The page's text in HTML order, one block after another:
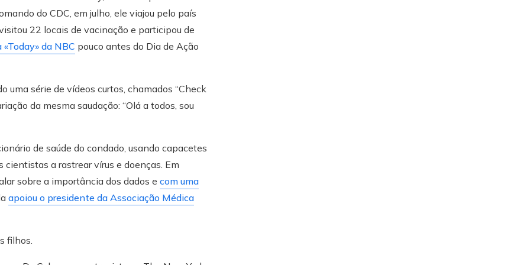
do CDC, em julho, ele viajou pelo país
22 locais de vacinação e participou de
da NBC pouco antes do Dia de Ação
uma série de vídeos curtos, chamados “Check
da mesma saudação: “Olá a todos, sou
de saúde do condado, usando capacetes
cientistas a rastrear vírus e doenças. Em
sobre a importância dos dados e com uma
apoiou o presidente da Associação Médica
filhos.